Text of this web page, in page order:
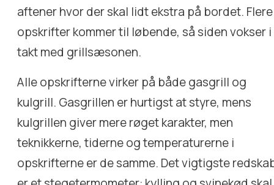
aftener hvor der skal lidt ekstra på bordet. Flere
opskrifter kommer til løbende, så siden vokser i
takt med grillsæsonen.
Alle opskrifterne virker på både gasgrill og
kulgrill. Gasgrillen er hurtigst at styre, mens
kulgrillen giver mere røget karakter, men
teknikkerne, tiderne og temperaturerne i
opskrifterne er de samme. Det vigtigste